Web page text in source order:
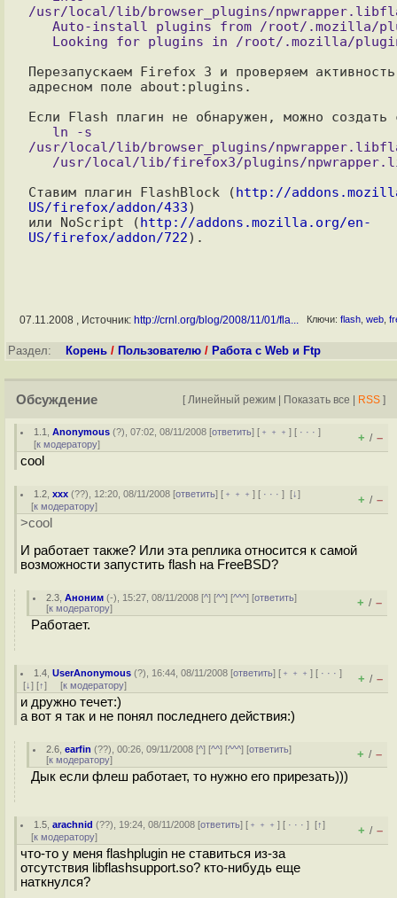
/usr/local/lib/browser_plugins/
Перезапускаем Firefox 3 и проверяем
адресном поле about:plugins.
/usr/local/lib/browser_plugins/
Ставим плагин FlashBlock (http://
US/firefox/addon/433)
или NoScript (http://addons.mozilla.org/en-
US/firefox/addon/722
07.11.2008 , Источник: http://crnl.org/blog/2008/11/01/fla... Ключи: flash web
Раздел: Корень / Пользователю / Работа с Web и Ftp
Обсуждение [ Линейный режим | Показать все | RSS ]
1.1 ,Anonymous (?), 07:02, 08/11/2008 [ответить] [ ﹢﹢﹢] [ · · ·]
[к модератору] + / –
cool
1.2 ,xxx (??), 12:20, 08/11/2008 [ответить] [ ﹢﹢﹢] [ · · ·][↓]
[к модератору] + / –
>cool
И работает также? Или эта реплика относится к самой
возможности запустить flash на FreeBSD?
2.3 ,Аноним (-), 15:27, 08/11/2008 [^] [^^] [^^^] [ответить]
[к модератору] + / –
Работает.
1.4 ,UserAnonymous (?), 16:44, 08/11/2008 [ответить] [ ﹢﹢﹢] [ · · ·]
[↓] [↑] [к модератору] + / –
и дружно течет:)
а вот я так и не понял последнего действия:)
2.6 ,earfin (??), 00:26, 09/11/2008 [^] [^^] [^^^] [ответить]
[к модератору] + / –
Дык если флеш работает, то нужно его прирезать)))
1.5 ,arachnid (??), 19:24, 08/11/2008 [ответить] [ ﹢﹢﹢] [ · · ·][↑]
[к модератору] + / –
что-то у меня flashplugin не ставиться из-за
отсутствия libflashsupport.so? кто-нибудь еще
наткнулся?